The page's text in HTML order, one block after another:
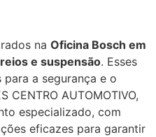
na Oficina Bosch em
e suspensão. Esses
a segurança e o
AUTOMOTIVO,
especializado, com
eficazes para garantir